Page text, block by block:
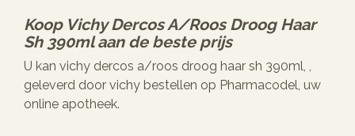
Koop Vichy Dercos A/roos Droog Haar
Sh 390mlaan de beste prijs
U kan vichy dercos a/roos droog haar sh 390ml, ,
geleverd door vichy bestellen op Pharmacodel, uw
online apotheek.